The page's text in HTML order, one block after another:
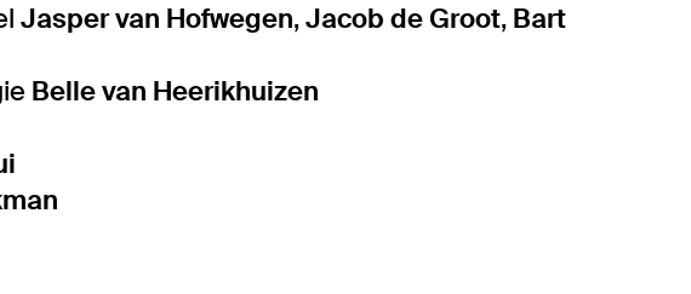
Jasper van Hofwegen, Jacob de Groot, Bart
Belle van Heerikhuizen